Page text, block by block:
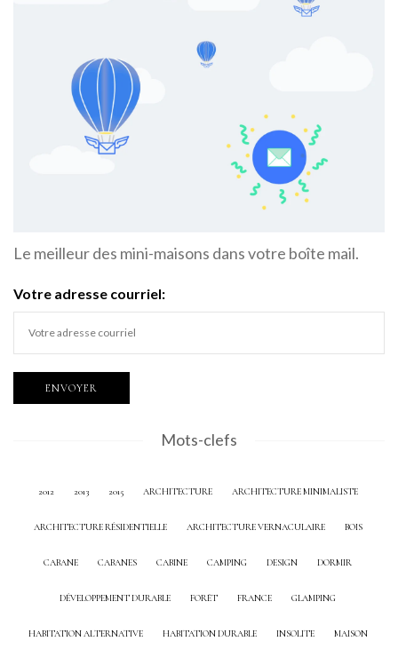
Le meilleur des mini-maisons dans votre boîte mail.
Votre adresse courriel:
Mots-clefs
2012 2013 2015 ARCHITECTURE ARCHITECTURE MINIMALISTE
ARCHITECTURE RÉSIDENTIELLE ARCHITECTURE VERNACULAIRE BOIS
CABANE CABANES CABINE CAMPING DESIGN DORMIR
DÉVELOPPEMENT DURABLE FORÊT FRANCE GLAMPING
HABITATION ALTERNATIVE HABITATION DURABLE INSOLITE MAISON